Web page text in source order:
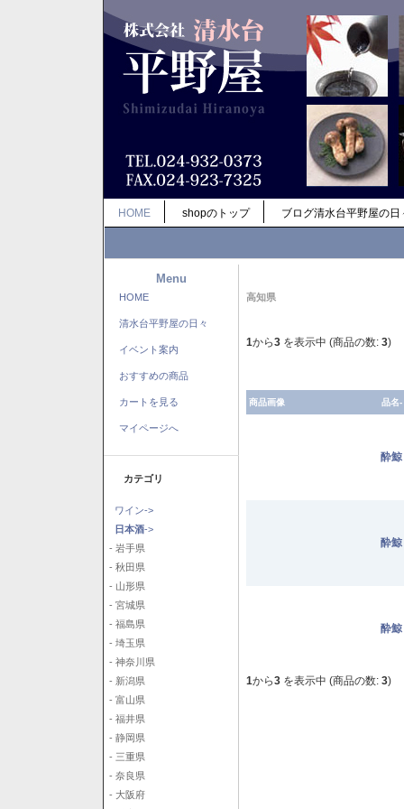
HOME shopのトップ ブログ清水台平野屋の日
Menu
HOME
清水台平野屋の日々
イベント案内
おすすめの商品
カートを見る
マイページへ
カテゴリ
ワイン->
日本酒->
- 岩手県
- 秋田県
- 山形県
- 宮城県
- 福島県
- 埼玉県
- 神奈川県
- 新潟県
- 富山県
- 福井県
- 静岡県
- 三重県
- 奈良県
- 大阪府
高知県
1から3 を表示中 (商品の数: 3)
商品画像 品名-
酔
酔
酔
1から3 を表示中 (商品の数: 3)